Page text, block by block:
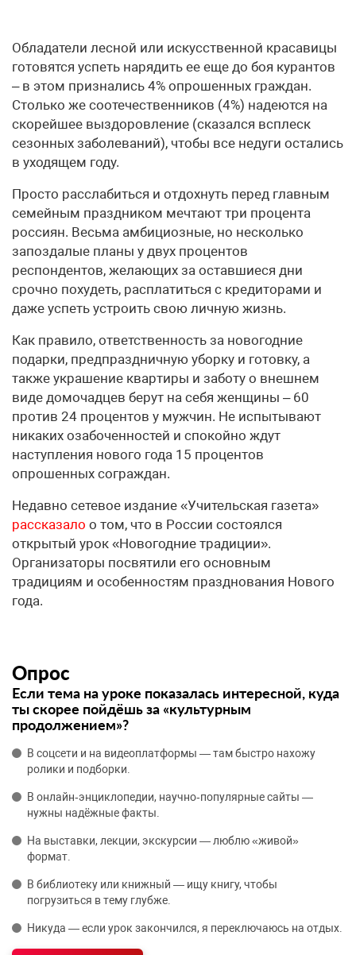
Обладатели лесной или искусственной красавицы
готовятся успеть нарядить ее еще до боя курантов
– в этом признались 4% опрошенных граждан.
Столько же соотечественников (4%) надеются на
скорейшее выздоровление (сказался всплеск
сезонных заболеваний), чтобы все недуги остались
в уходящем году.
Просто расслабиться и отдохнуть перед главным
семейным праздником мечтают три процента
россиян. Весьма амбициозные, но несколько
запоздалые планы у двух процентов
респондентов, желающих за оставшиеся дни
срочно похудеть, расплатиться с кредиторами и
даже успеть устроить свою личную жизнь.
Как правило, ответственность за новогодние
подарки, предпраздничную уборку и готовку, а
также украшение квартиры и заботу о внешнем
виде домочадцев берут на себя женщины – 60
против 24 процентов у мужчин. Не испытывают
никаких озабоченностей и спокойно ждут
наступления нового года 15 процентов
опрошенных сограждан.
Недавно сетевое издание «Учительская газета»
рассказало о том, что в России состоялся
открытый урок «Новогодние традиции».
Организаторы посвятили его основным
традициям и особенностям празднования Нового
года.
Опрос
Если тема на уроке показалась интересной, куда
ты скорее пойдёшь за «культурным
продолжением»?
В соцсети и на видеоплатформы — там быстро нахожу
ролики и подборки.
В онлайн‑энциклопедии, научно‑популярные сайты —
нужны надёжные факты.
На выставки, лекции, экскурсии — люблю «живой»
формат.
В библиотеку или книжный — ищу книгу, чтобы
погрузиться в тему глубже.
Никуда — если урок закончился, я переключаюсь на отдых.